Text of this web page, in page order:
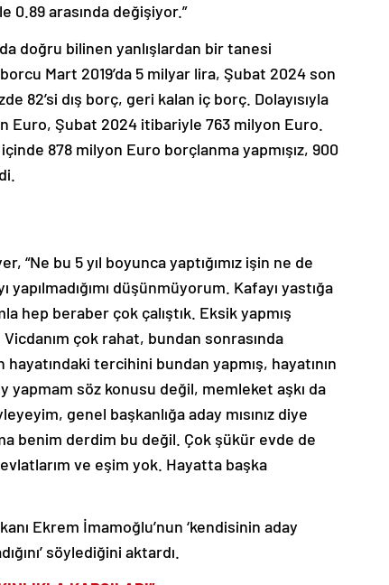
0.89 arasında değişiyor.”
da doğru bilinen yanlışlardan bir tanesi
Mart 2019’da 5 milyar lira, Şubat 2024 son
82’si dış borç, geri kalan iç borç. Dolayısıyla
Euro, Şubat 2024 itibariyle 763 milyon Euro.
878 milyon Euro borçlanma yapmışız, 900
“Ne bu 5 yıl boyunca yaptığımız işin ne de
düşünmüyorum. Kafayı yastığa
hep beraber çok çalıştık. Eksik yapmış
çok rahat, bundan sonrasında
tercihini bundan yapmış, hayatının
yapmam söz konusu değil, memleket aşkı da
genel başkanlığa aday mısınız diye
benim derdim bu değil. Çok şükür evde de
ve eşim yok. Hayatta başka
Ekrem İmamoğlu’nun ‘kendisinin aday
söylediğini aktardı.